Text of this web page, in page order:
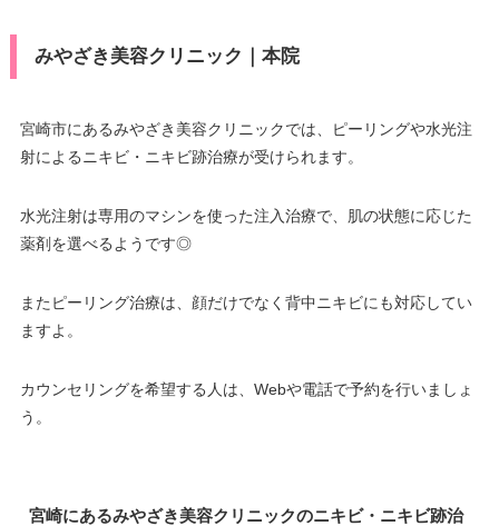
みやざき美容クリニック｜本院
宮崎市にあるみやざき美容クリニックでは、ピーリングや水光注
射によるニキビ・ニキビ跡治療が受けられます。
水光注射は専用のマシンを使った注入治療で、肌の状態に応じた
薬剤を選べるようです◎
またピーリング治療は、顔だけでなく背中ニキビにも対応してい
ますよ。
カウンセリングを希望する人は、Webや電話で予約を行いましょ
う。
宮崎にあるみやざき美容クリニックのニキビ・ニキビ跡治